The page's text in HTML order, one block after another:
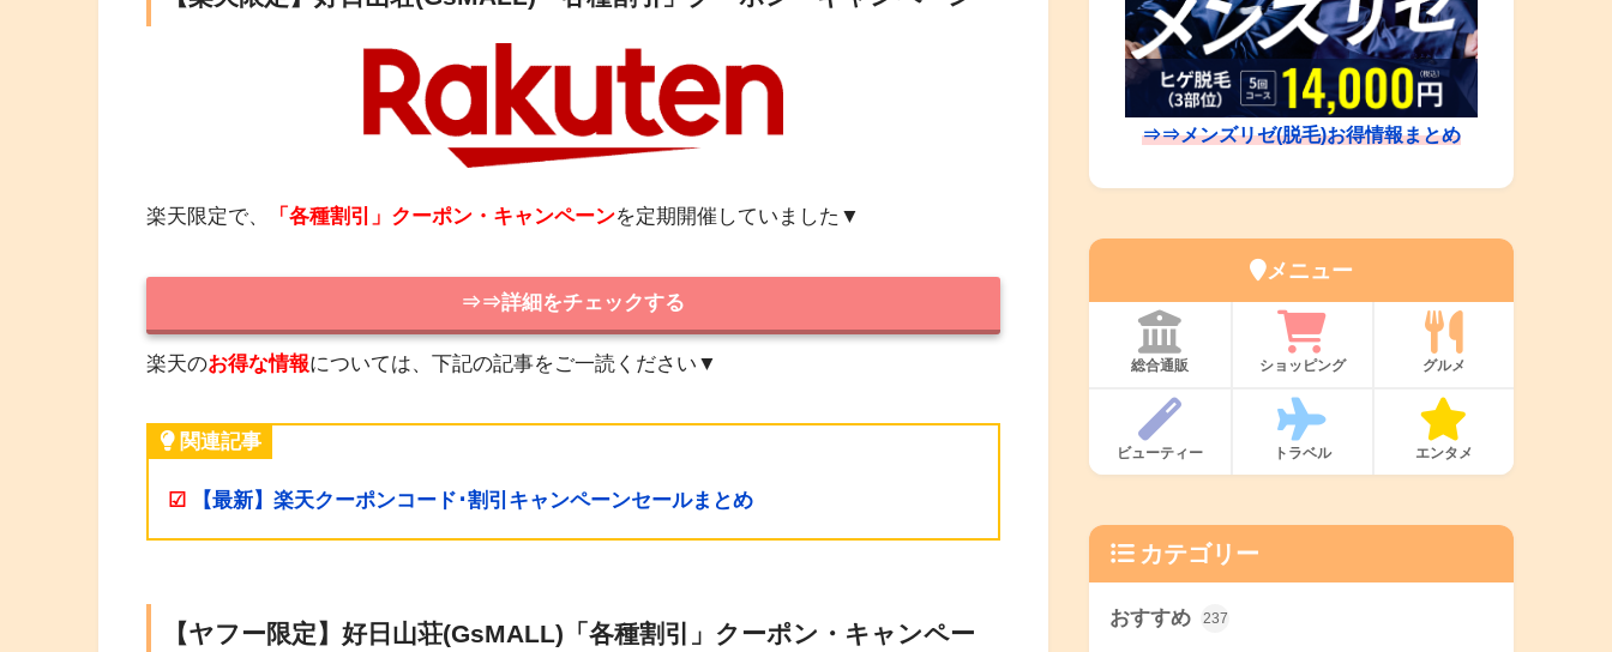
楽天限定で、 「各種割引」クーポン・キャンペーンを定期開催していました▼
⇒⇒詳細をチェックする
楽天のお得な情報については、下記の記事をご一読ください▼
関連記事
☑ 【最新】楽天クーポンコード･割引キャンペーンセールまとめ
【ヤフー限定】好日山荘(GsMALL)「各種割引」クーポン・キャンペー
⇒⇒メンズリゼ(脱毛)お得情報まとめ
メニュー
総合通販 ショッピング グルメ
ビューティー トラベル エンタメ
カテゴリー
おすすめ 237